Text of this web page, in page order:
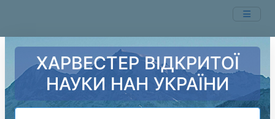
ХАРВЕСТЕР ВІДКРИТОЇ
НАУКИ НАН УКРАЇНИ